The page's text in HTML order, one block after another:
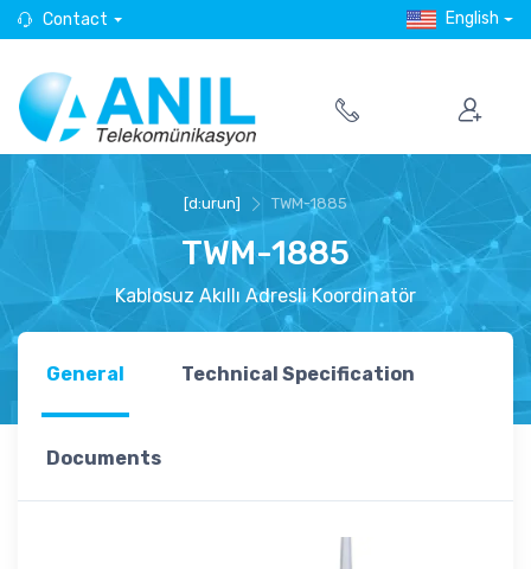
Contact English
[d:urun] TWM-1885
TWM-1885
Kablosuz Akıllı Adresli Koordinatör
General Technical Specification
Documents